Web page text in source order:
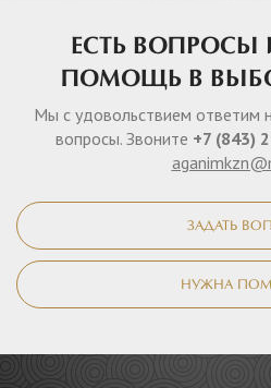
ЕСТЬ
ПОМОЩЬ В
Мы с удовольствием ответим
вопросы. Звоните +7 (843)
ЗАДАТЬ
НУЖНА